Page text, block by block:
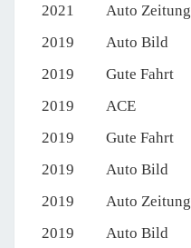
2021
Auto Zeitung
2019
Auto Bild
2019
Gute Fahrt
2019
ACE
2019
Gute Fahrt
2019
Auto Bild
2019
Auto Zeitung
2019
Auto Bild